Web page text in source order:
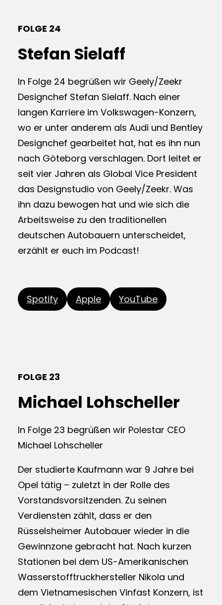
FOLGE 24
Stefan Sielaff
In Folge 24 begrüßen wir Geely/Zeekr
Designchef Stefan Sielaff. Nach einer
langen Karriere im Volkswagen-Konzern,
wo er unter anderem als Audi und Bentley
Designchef gearbeitet hat, hat es ihn nun
nach Göteborg verschlagen. Dort leitet er
seit vier Jahren als Global Vice President
das Designstudio von Geely/Zeekr. Was
ihn dazu bewogen hat und wie sich die
Arbeitsweise zu den traditionellen
deutschen Autobauern unterscheidet,
erzählt er euch im Podcast!
Spotify Apple YouTube
FOLGE 23
Michael Lohscheller
In Folge 23 begrüßen wir Polestar CEO
Michael Lohscheller
Der studierte Kaufmann war 9 Jahre bei
Opel tätig – zuletzt in der Rolle des
Vorstandsvorsitzenden. Zu seinen
Verdiensten zählt, dass er den
Rüsselsheimer Autobauer wieder in die
Gewinnzone gebracht hat. Nach kurzen
Stationen bei dem US-Amerikanischen
Wasserstofftruckhersteller Nikola und
dem Vietnamesischen Vinfast Konzern, ist